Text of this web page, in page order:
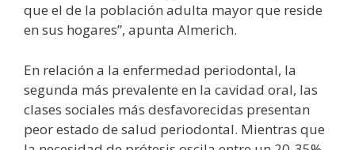
que el de la población adulta mayor que reside
en sus hogares”, apunta Almerich.
En relación a la enfermedad periodontal, la
segunda más prevalente en la cavidad oral, las
clases sociales más desfavorecidas presentan
peor estado de salud periodontal. Mientras que